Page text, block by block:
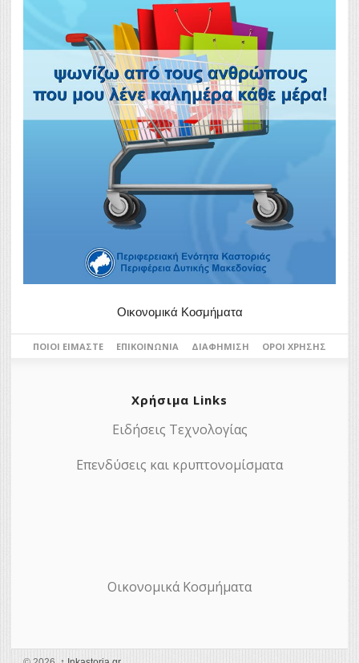
Οικονομικά Κοσμήματα
ΠΟΙΟΙ ΕΊΜΑΣΤΕ ΕΠΙΚΟΙΝΩΝΊΑ ΔΙΑΦΉΜΙΣΗ ΌΡΟΙ ΧΡΉΣΗΣ
Χρήσιμα Links
Ειδήσεις Τεχνολογίας
Επενδύσεις και κρυπτονομίσματα
Οικονομικά Κοσμήματα